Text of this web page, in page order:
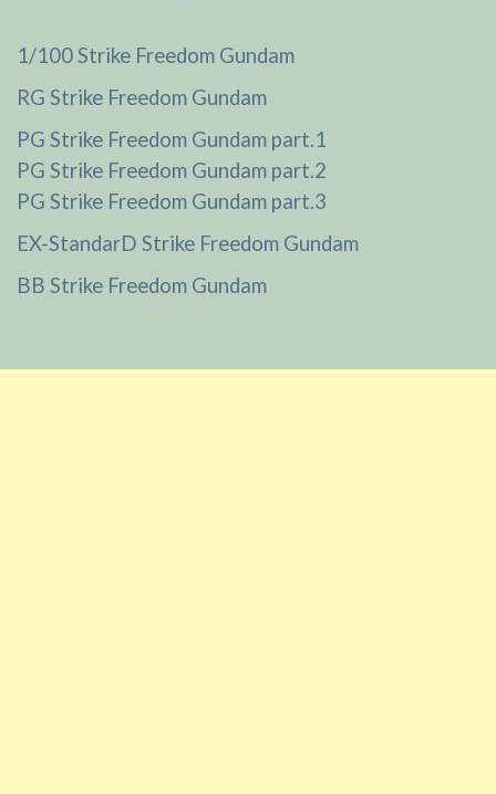
1/100 Strike Freedom Gundam
RG Strike Freedom Gundam
PG Strike Freedom Gundam part.1
PG Strike Freedom Gundam part.2
PG Strike Freedom Gundam part.3
EX-StandarD Strike Freedom Gundam
BB Strike Freedom Gundam